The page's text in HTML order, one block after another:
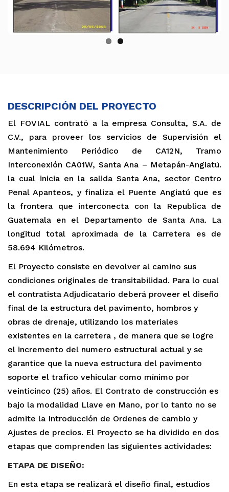
DESCRIPCIÓN DEL PROYECTO
El FOVIAL contrató a la empresa Consulta, S.A. de
C.V., para proveer los servicios de Supervisión el
Mantenimiento Periódico de CA12N, Tramo
Interconexión CA01W, Santa Ana – Metapán-Angiatú.
la cual inicia en la salida Santa Ana, sector Centro
Penal Apanteos, y finaliza el Puente Angiatú que es
la frontera que interconecta con la Republica de
Guatemala en el Departamento de Santa Ana. La
longitud total aproximada de la Carretera es de
58.694 Kilómetros.
El Proyecto consiste en devolver al camino sus
condiciones originales de transitabilidad. Para lo cual
el contratista Adjudicatario deberá proveer el diseño
final de la estructura del pavimento, hombros y
obras de drenaje, utilizando los materiales
existentes en la carretera , de manera que se logre
el incremento del numero estructural actual y se
garantice que la nueva estructura del pavimento
soporte el trafico vehicular como mínimo por
veinticinco (25) años. El Contrato de construcción es
bajo la modalidad Llave en Mano, por lo tanto no se
admite la Introducción de Ordenes de cambio y
Ajustes de precios. El Proyecto se ha dividido en dos
etapas que comprenden las siguientes actividades:
ETAPA DE DISEÑO:
En esta etapa se realizará el diseño final, estudios